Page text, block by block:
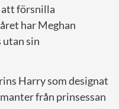
att försnilla
har Meghan
sin
Harry som designat
från prinsessan